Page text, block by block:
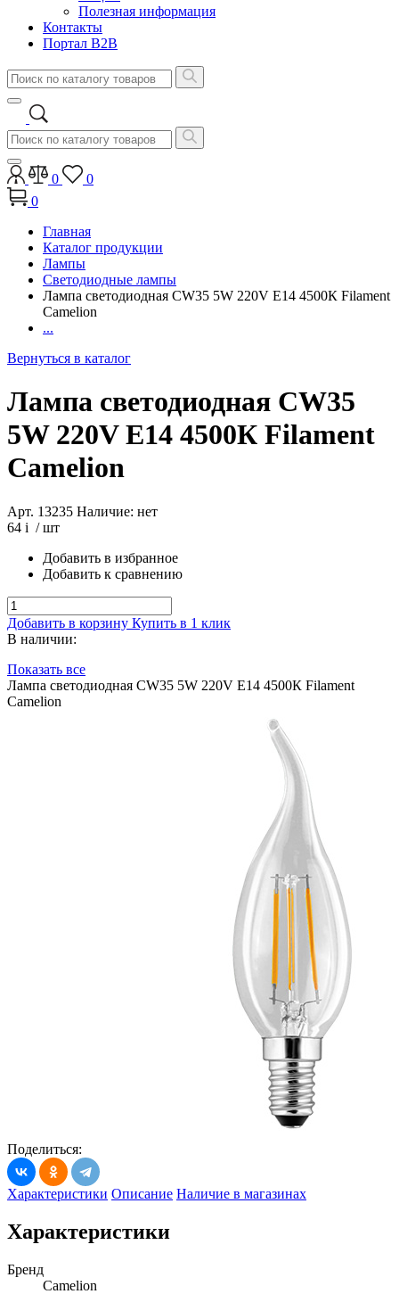
Полезная информация
Контакты
Портал B2B
0
0
0
Главная
Каталог продукции
Лампы
Светодиодные лампы
Лампа светодиодная CW35 5W 220V E14 4500К Filament
Camelion
...
Вернуться в каталог
Лампа светодиодная CW35
5W 220V E14 4500К Filament
Camelion
Арт. 13235 Наличие: нет
64 i / шт
Добавить в избранное
Добавить к сравнению
Добавить в корзину Купить в 1 клик
В наличии:
Показать все
Лампа светодиодная CW35 5W 220V E14 4500К Filament
Camelion
Поделиться:
Характеристики Описание Наличие в магазинах
Характеристики
Бренд
Camelion